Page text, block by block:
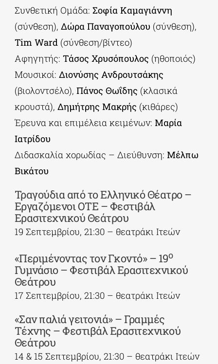
Συνθετική Ομάδα: Σοφία Καμαγιάννη
(σύνθεση), Δώρα Παναγοπούλου (σύνθεση),
Tim Ward(σύνθεση/βίντεο)
Αφηγητής: Τάσος Χρυσόπουλος (ηθοποιός)
Μουσικοί: Διονύσης Ανδρουτσάκης
(βιολοντσέλο), Πάνος Θωΐδης (κλασικά
κρουστά), Δημήτρης Μακρής (κιθάρες)
Έρευνα και επιμέλεια κειμένων: Μαρία
Ιατρίδου
Διδασκαλία χορωδίας – Διεύθυνση: Μέλπω
Βικάτου
Τραγούδια από το Ελληνικό Θέατρο –
Εργαζόμενοι ΟΤΕ – Φεστιβάλ
Ερασιτεχνικού Θεάτρου
19 Σεπτεμβρίου, 21:30 – θεατράκι Ιτεών
«Περιμένοντας τον Γκοντό» – 19ο
Γυμνάσιο – Φεστιβάλ Ερασιτεχνικού
Θεάτρου
17 Σεπτεμβρίου, 21:30 – θεατράκι Ιτεών
«Σαν παλιά γειτονιά» – Γραμμές
Τέχνης – Φεστιβάλ Ερασιτεχνικού
Θεάτρου
14 & 15 Σεπτεμβρίου, 21:30 – θεατράκι Ιτεών